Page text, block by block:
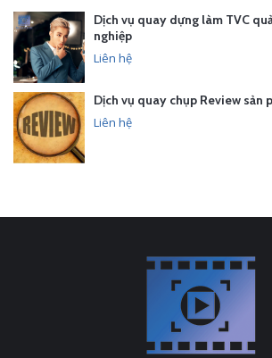
Dịch vụ quay dựng làm TVC
nghiệp
Liên hệ
Dịch vụ quay chụp Review sản
Liên hệ